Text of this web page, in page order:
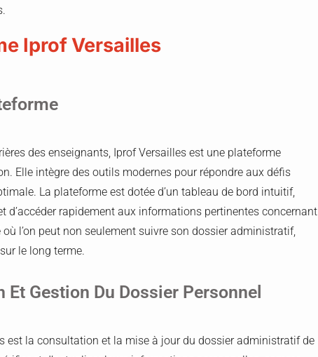
Iprof Versailles
des enseignants, Iprof Versailles est une plateforme
Elle intègre des outils modernes pour répondre aux défis
La plateforme est dotée d’un tableau de bord intuitif,
rapidement aux informations pertinentes concernant
l’on peut non seulement suivre son dossier administratif,
le long terme.
Gestion Du Dossier Personnel
est la consultation et la mise à jour du dossier administratif de